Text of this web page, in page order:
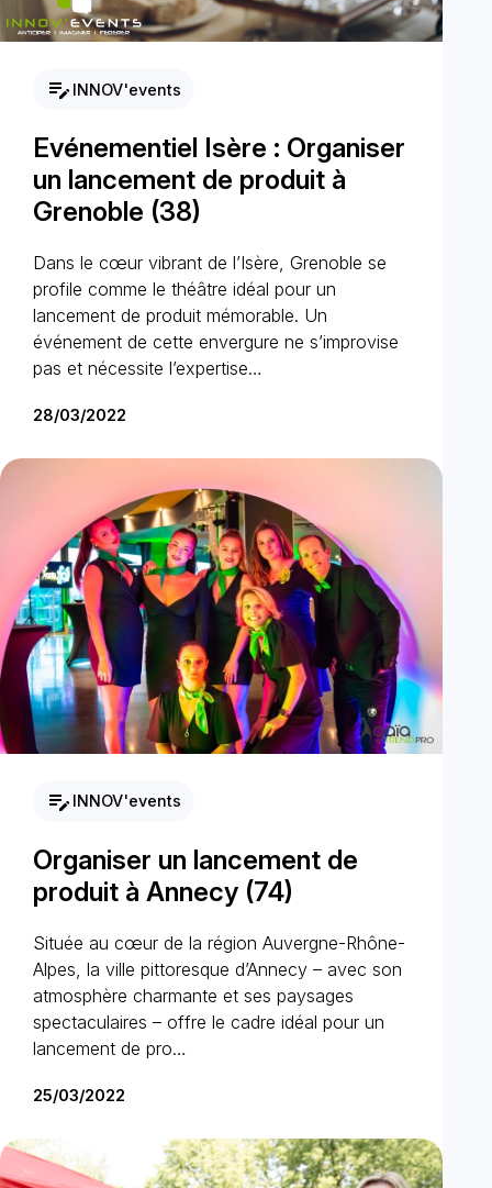
edit_note INNOV'events
Evénementiel Isère : Organiser
un lancement de produit à
Grenoble (38)
Dans le cœur vibrant de l’Isère, Grenoble se
profile comme le théâtre idéal pour un
lancement de produit mémorable. Un
événement de cette envergure ne s’improvise
pas et nécessite l’expertise…
28/03/2022
edit_note INNOV'events
Organiser un lancement de
produit à Annecy (74)
Située au cœur de la région Auvergne-Rhône-
Alpes, la ville pittoresque d’Annecy – avec son
atmosphère charmante et ses paysages
spectaculaires – offre le cadre idéal pour un
lancement de pro…
25/03/2022